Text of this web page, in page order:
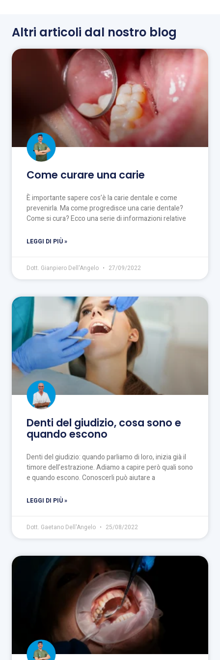
Altri articoli dal nostro blog
Come curare una carie
È importante sapere cos’è la carie dentale e come
prevenirla. Ma come progredisce una carie dentale?
Come si cura? Ecco una serie di informazioni relative
LEGGI DI PIÙ »
Dott. Gianpiero Dell'Angelo 27/09/2022
Denti del giudizio, cosa sono e
quando escono
Denti del giudizio: quando parliamo di loro, inizia già il
timore dell’estrazione. Adiamo a capire però quali sono
e quando escono. Conoscerli può aiutare a
LEGGI DI PIÙ »
Dott. Gaetano Dell'Angelo 25/08/2022